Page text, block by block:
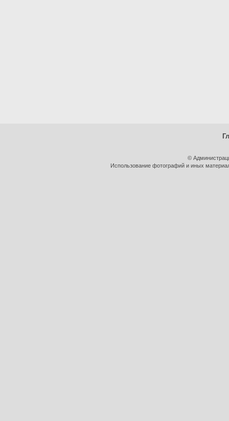
©
Использование фотографий и иных